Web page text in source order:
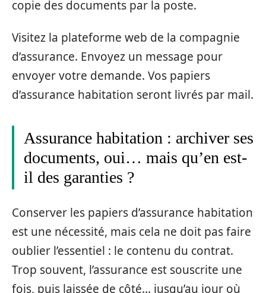
copie des documents par la poste.
Visitez la plateforme web de la compagnie
d’assurance. Envoyez un message pour
envoyer votre demande. Vos papiers
d’assurance habitation seront livrés par mail.
Assurance habitation : archiver ses
documents, oui… mais qu’en est-
il des garanties ?
Conserver les papiers d’assurance habitation
est une nécessité, mais cela ne doit pas faire
oublier l’essentiel : le contenu du contrat.
Trop souvent, l’assurance est souscrite une
fois, puis laissée de côté… jusqu’au jour où